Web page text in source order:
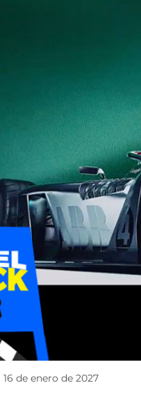
de enero de 2027